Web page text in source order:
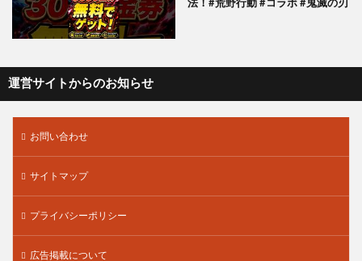
法！#荒野行動 #コラボ #鬼滅の刃
運営サイトからのお知らせ
お問い合わせ
サイトマップ
プライバシーポリシー
広告掲載について